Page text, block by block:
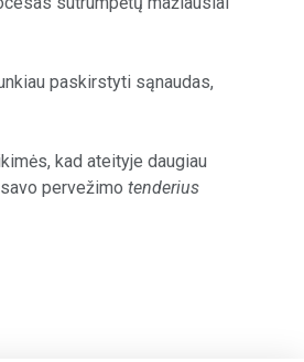
paskirstyti sąnaudas,
kad ateityje daugiau
pervežimo tenderius